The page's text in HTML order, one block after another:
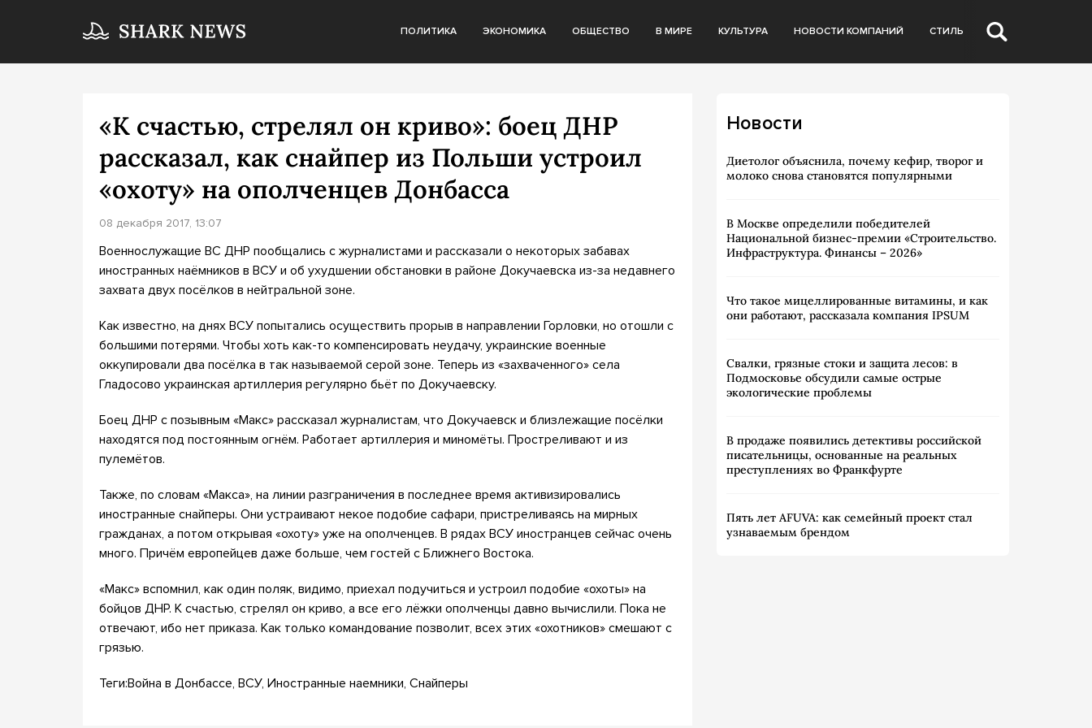
ПОЛИТИКА ЭКОНОМИКА ОБЩЕСТВО В МИРЕ КУЛЬТУРА НОВОСТИ КОМПАНИЙ СТИЛЬ
«К счастью, стрелял он криво»: боец ДНР
рассказал, как снайпер из Польши устроил
«охоту» на ополченцев Донбасса
08 декабря 2017, 13:07
Военнослужащие ВС ДНР пообщались с журналистами и рассказали о некоторых забавах
иностранных наёмников в ВСУ и об ухудшении обстановки в районе Докучаевска из-за недавнего
захвата двух посёлков в нейтральной зоне.
Как известно, на днях ВСУ попытались осуществить прорыв в направлении Горловки, но отошли с
большими потерями. Чтобы хоть как-то компенсировать неудачу, украинские военные
оккупировали два посёлка в так называемой серой зоне. Теперь из «захваченного» села
Гладосово украинская артиллерия регулярно бьёт по Докучаевску.
Боец ДНР с позывным «Макс» рассказал журналистам, что Докучаевск и близлежащие посёлки
находятся под постоянным огнём. Работает артиллерия и миномёты. Простреливают и из
пулемётов.
Также, по словам «Макса», на линии разграничения в последнее время активизировались
иностранные снайперы. Они устраивают некое подобие сафари, пристреливаясь на мирных
гражданах, а потом открывая «охоту» уже на ополченцев. В рядах ВСУ иностранцев сейчас очень
много. Причём европейцев даже больше, чем гостей с Ближнего Востока.
«Макс» вспомнил, как один поляк, видимо, приехал подучиться и устроил подобие «охоты» на
бойцов ДНР. К счастью, стрелял он криво, а все его лёжки ополченцы давно вычислили. Пока не
отвечают, ибо нет приказа. Как только командование позволит, всех этих «охотников» смешают с
грязью.
Теги:Война в Донбассе, ВСУ, Иностранные наемники, Снайперы
Новости
Диетолог объяснила, почему кефир, творог и
молоко снова становятся популярными
В Москве определили победителей
Национальной бизнес-премии «Строительство.
Инфраструктура. Финансы – 2026»
Что такое мицеллированные витамины, и как
они работают, рассказала компания IPSUM
Свалки, грязные стоки и защита лесов: в
Подмосковье обсудили самые острые
экологические проблемы
В продаже появились детективы российской
писательницы, основанные на реальных
преступлениях во Франкфурте
Пять лет AFUVA: как семейный проект стал
узнаваемым брендом